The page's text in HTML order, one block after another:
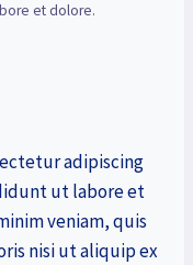
et dolore.
adipiscing
ut labore et
veniam, quis
nisi ut aliquip ex